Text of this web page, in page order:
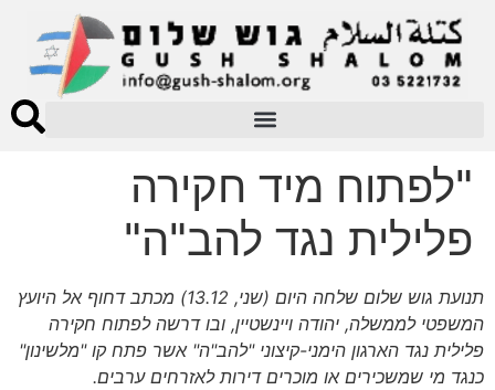
"לפתוח מיד חקירה
פלילית נגד להב"ה"
תנועת גוש שלום שלחה היום (שני, 13.12) מכתב דחוף אל היועץ
המשפטי לממשלה, יהודה ויינשטיין, ובו דרשה לפתוח חקירה
פלילית נגד הארגון הימני-קיצוני "להב"ה" אשר פתח קו "מלשינון"
כנגד מי שמשכירים או מוכרים דירות לאזרחים ערבים.